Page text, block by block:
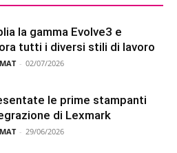
la gamma Evolve3 e
tutti i diversi stili di lavoro
- 02/07/2026
le prime stampanti
di Lexmark
- 29/06/2026